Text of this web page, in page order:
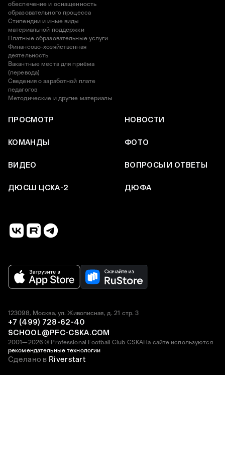
обеспечение и оснащенность
образовательного процесса
Стипендии и иные виды
материальной поддержки
Платные образовательные услуги
Финансово-хозяйственная
деятельность
Вакантные места для приёма
(перевода)
Сведения о заработной плате
педагогов
Методические и другие материалы
ПРОСМОТР НОВОСТИ
КОМАНДЫ ФОТО
ВИДЕО ВОПРОСЫ И ОТВЕТЫ
ДЮСШ ЦСКА-2 ДЮФА
2001—2026 © Professional Football Club CSKAНа сайте используются
рекомендательные технологии
123098, Москва, ул. Живописная, д. 21 стр. 3
+7 (499) 728-62-40
SCHOOL@PFC-CSKA.COM
Сделано в Riverstart